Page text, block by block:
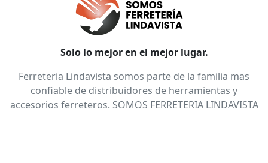
Solo lo mejor en el mejor lugar.
Ferreteria Lindavista somos parte de la familia mas
confiable de distribuidores de herramientas y
accesorios ferreteros. SOMOS FERRETERIA LINDAVISTA